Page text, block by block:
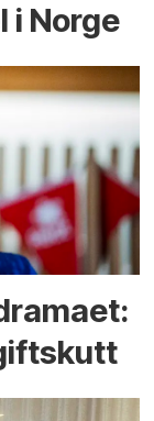
i Norge